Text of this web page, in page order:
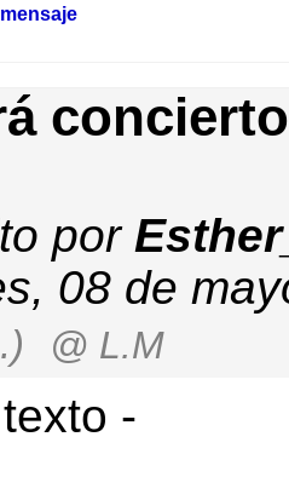
por
08 de
@ L.M
-